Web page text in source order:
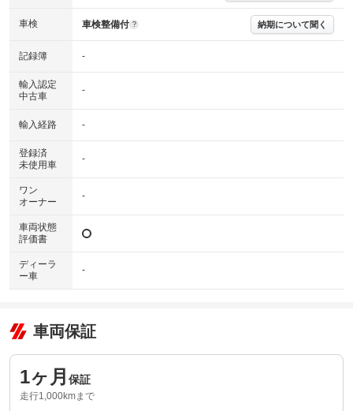
※グー鑑定の評価はあくまでも記載している鑑定日の鑑定結果となりま
す。車両情報等の詳細は各販売店へお問い合わせ下さい。
車検 車検整備付 ? 納期について聞く
記録簿 -
輸入認定
中古車
-
輸入経路 -
登録済
未使用車
-
ワン
オーナー
-
車両状態
評価書
ディーラ
ー車
-
車両保証
1ヶ月 保証
走行1,000kmまで